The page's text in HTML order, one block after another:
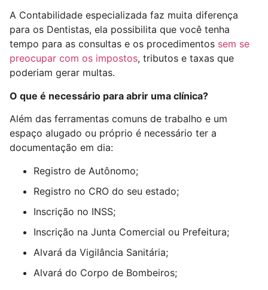
A Contabilidade especializada faz muita diferença
para os Dentistas, ela possibilita que você tenha
tempo para as consultas e os procedimentos sem se
preocupar com os impostos, tributos e taxas que
poderiam gerar multas.
O que é necessário para abrir uma clínica?
Além das ferramentas comuns de trabalho e um
espaço alugado ou próprio é necessário ter a
documentação em dia:
Registro de Autônomo;
Registro no CRO do seu estado;
Inscrição no INSS;
Inscrição na Junta Comercial ou Prefeitura;
Alvará da Vigilância Sanitária;
Alvará do Corpo de Bombeiros;